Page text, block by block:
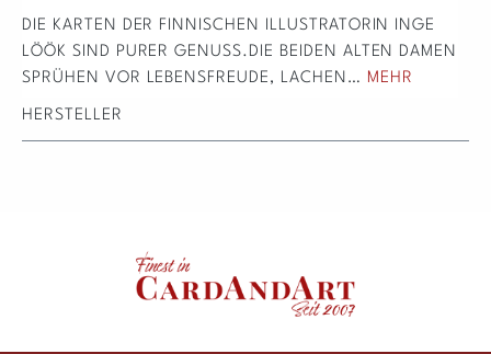
DIE KARTEN DER FINNISCHEN ILLUSTRATORIN INGE
LÖÖK SIND PURER GENUSS.DIE BEIDEN ALTEN DAMEN
SPRÜHEN VOR LEBENSFREUDE, LACHEN… MEHR
HERSTELLER